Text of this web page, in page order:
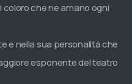
che ne amano ogni
e nella sua personalità che
esponente del teatro